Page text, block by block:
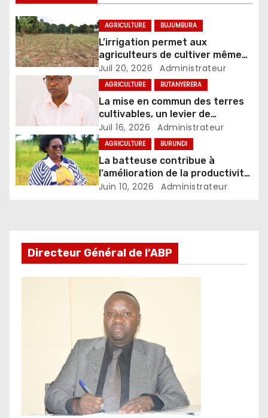
AGRICULTURE BUJUMBURA
L’irrigation permet aux
agriculteurs de cultiver même
pendant la saison sèche
Juil 20, 2026 Administrateur
AGRICULTURE BUTANYERERA
La mise en commun des terres
cultivables, un levier de
modernisation du secteur
agricole
Juil 16, 2026 Administrateur
AGRICULTURE BURUNDI
La batteuse contribue à
l’amélioration de la productivité
et à la réduction des pertes
Juin 10, 2026 Administrateur
Directeur Général de l’ABP